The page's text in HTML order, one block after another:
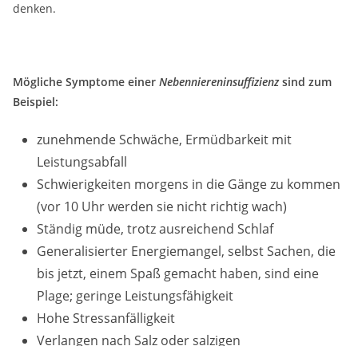
denken.
Mögliche Symptome einer Nebenniereninsuffizienzsind zum
Beispiel:
zunehmende Schwäche, Ermüdbarkeit mit
Leistungsabfall
Schwierigkeiten morgens in die Gänge zu kommen
(vor 10 Uhr werden sie nicht richtig wach)
Ständig müde, trotz ausreichend Schlaf
Generalisierter Energiemangel, selbst Sachen, die
bis jetzt, einem Spaß gemacht haben, sind eine
Plage; geringe Leistungsfähigkeit
Hohe Stressanfälligkeit
Verlangen nach Salz oder salzigen